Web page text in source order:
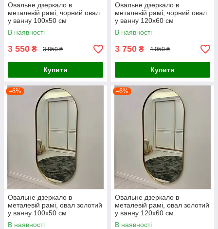
Овальне дзеркало в
металевій рамі, чорний овал
у ванну 100х50 см
В наявності
3 550 ₴ 3 850 ₴
Купити
Овальне дзеркало в
металевій рамі, чорний овал
у ванну 120х60 см
В наявності
3 750 ₴ 4 050 ₴
Купити
–6%
Овальне дзеркало в
металевій рамі, овал золотий
у ванну 100х50 см
В наявності
–6%
Овальне дзеркало в
металевій рамі, овал золотий
у ванну 120х60 см
В наявності